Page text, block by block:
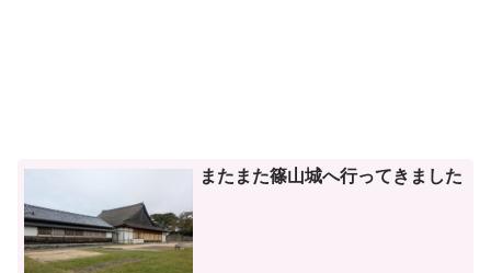
またまた篠山城へ行ってきました